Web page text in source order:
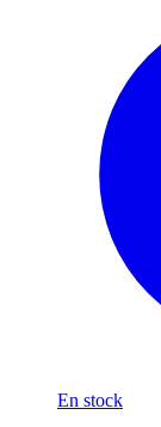
En stock